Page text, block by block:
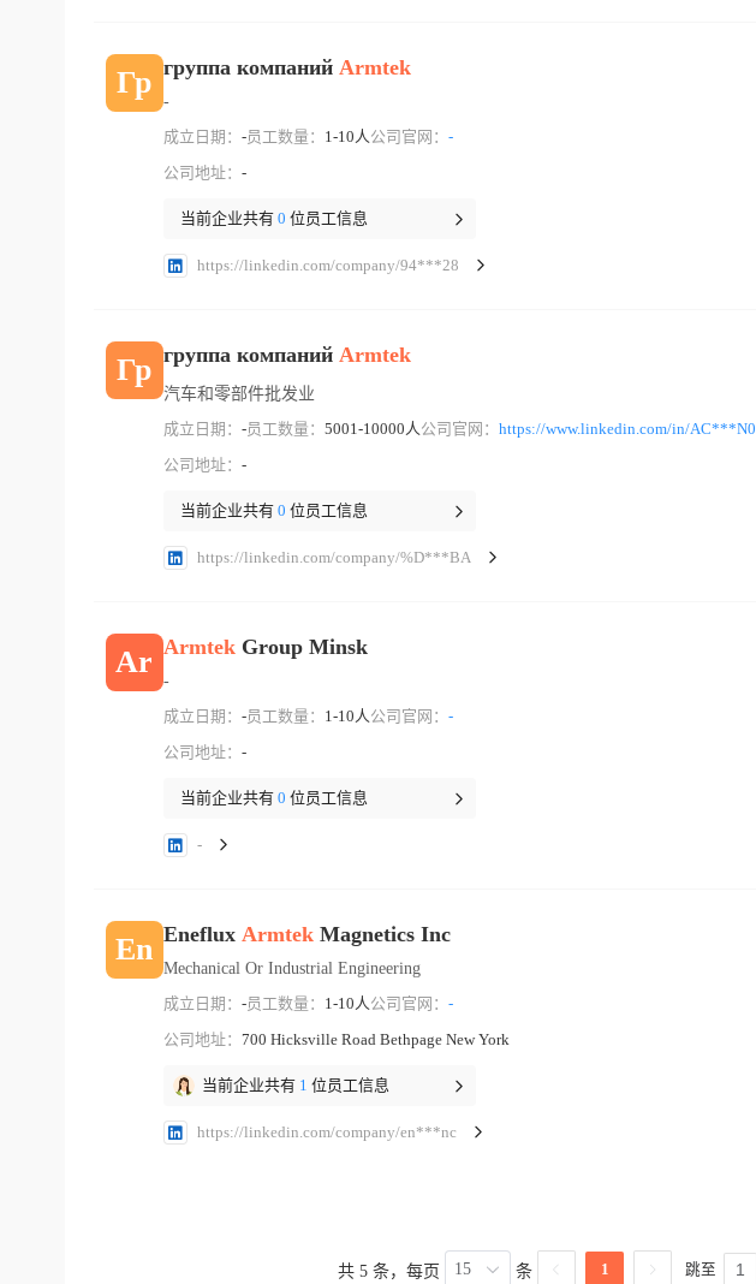
Гр группа компаний Armtek
-
成立日期： -员工数量： 1-10人公司官网： -
公司地址： -
当前企业共有 0 位员工信息
https://linkedin.com/company/94***28
Гр группа компаний Armtek
汽车和零部件批发业
成立日期： -员工数量： 5001-10000人公司官网： https://www.linkedin.com/in/AC***N0
公司地址： -
当前企业共有 0 位员工信息
https://linkedin.com/company/%D***BA
Ar ArmtekGroup Minsk
-
成立日期： -员工数量： 1-10人公司官网： -
公司地址： -
当前企业共有 0 位员工信息
-
En Eneflux ArmtekMagnetics Inc
Mechanical Or Industrial Engineering
成立日期： -员工数量： 1-10人公司官网： -
公司地址： 700 Hicksville Road Bethpage New York
当前企业共有 1 位员工信息
https://linkedin.com/company/en***nc
共 5 条，每页 15 条 1 跳至